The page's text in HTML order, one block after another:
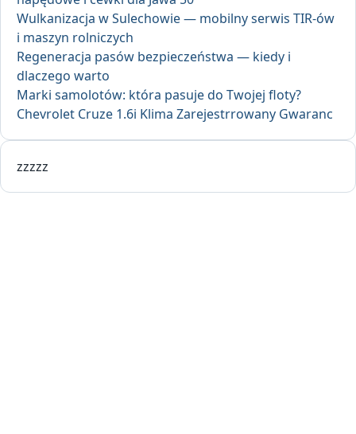
Wulkanizacja w Sulechowie — mobilny serwis TIR-ów
i maszyn rolniczych
Regeneracja pasów bezpieczeństwa — kiedy i
dlaczego warto
Marki samolotów: która pasuje do Twojej floty?
Chevrolet Cruze 1.6i Klima Zarejestrrowany Gwaranc
zzzzz